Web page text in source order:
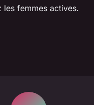
les femmes actives.